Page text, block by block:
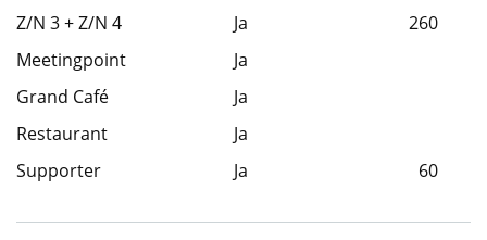
Z/N 3 + Z/N 4
Ja 260
Meetingpoint
Ja
Grand Café
Ja
Restaurant
Ja
Supporter
Ja 60